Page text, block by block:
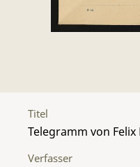
Titel
Telegramm von
Verfasser